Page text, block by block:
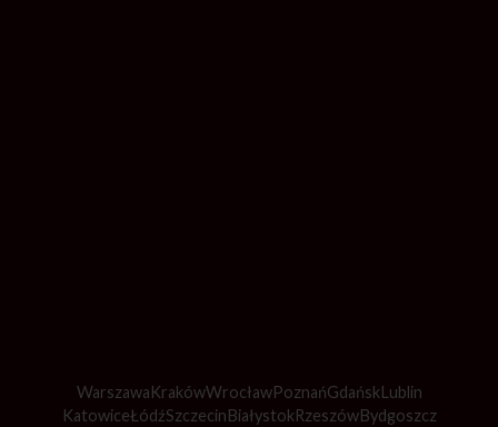
WarszawaKrakówWrocławPoznańGdańskLublin
KatowiceŁódźSzczecinBiałystokRzeszówBydgoszcz